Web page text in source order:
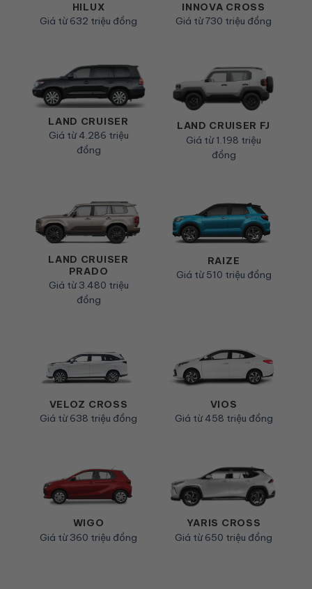
HILUX
Giá từ 632 triệu đồng
INNOVA CROSS
Giá từ 730 triệu đồng
LAND CRUISER
Giá từ 4.286 triệu
đồng
LAND CRUISER FJ
Giá từ 1.198 triệu
đồng
LAND CRUISER
PRADO
Giá từ 3.480 triệu
đồng
RAIZE
Giá từ 510 triệu đồng
VELOZ CROSS
Giá từ 638 triệu đồng
VIOS
Giá từ 458 triệu đồng
WIGO
Giá từ 360 triệu đồng
YARIS CROSS
Giá từ 650 triệu đồng